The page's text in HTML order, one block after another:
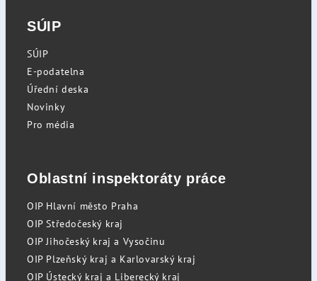
SÚIP
SÚIP
E-podatelna
Úřední deska
Novinky
Pro média
Oblastní inspektoráty práce
OIP Hlavní město Praha
OIP Středočeský kraj
OIP Jihočeský kraj a Vysočinu
OIP Plzeňský kraj a Karlovarský kraj
OIP Ústecký kraj a Liberecký kraj